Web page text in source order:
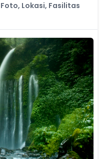
Lokasi, Fasilitas